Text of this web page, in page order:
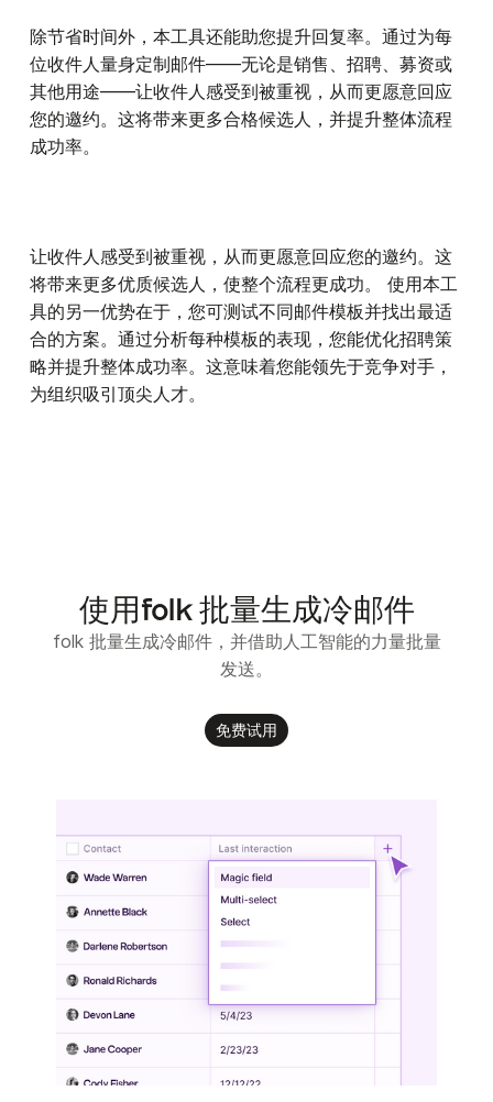
除节省时间外，本工具还能助您提升回复率。通过为每
位收件人量身定制邮件——无论是销售、招聘、募资或
其他用途——让收件人感受到被重视，从而更愿意回应
您的邀约。这将带来更多合格候选人，并提升整体流程
成功率。
让收件人感受到被重视，从而更愿意回应您的邀约。这
将带来更多优质候选人，使整个流程更成功。 使用本工
具的另一优势在于，您可测试不同邮件模板并找出最适
合的方案。通过分析每种模板的表现，您能优化招聘策
略并提升整体成功率。这意味着您能领先于竞争对手，
为组织吸引顶尖人才。
使用folk 批量生成冷邮件
folk 批量生成冷邮件，并借助人工智能的力量批量
发送。
免费试用